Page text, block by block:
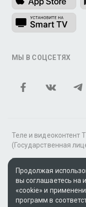
МЫ В СОЦСЕТЯХ
Теле и видеоконтент
(Государственная
В рамках услуги
фильмов и сериалов
онлайн-кинотеатром
Поддержка:
Продолжая
вы соглашаетесь на
«cookie» и
программ в